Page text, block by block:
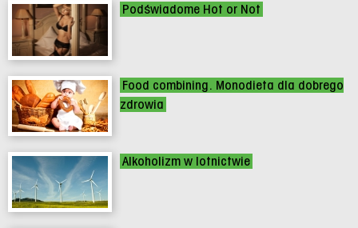
Podświadome Hot or Not
Food combining. Monodieta dla dobrego
zdrowia
Alkoholizm w lotnictwie